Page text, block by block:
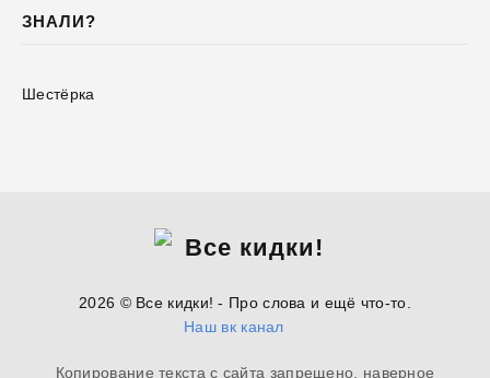
ЗНАЛИ?
Шестёрка
2026 © Все кидки! - Про слова и ещё что-то.
Наш вк канал
Копирование текста с сайта запрещено, наверное